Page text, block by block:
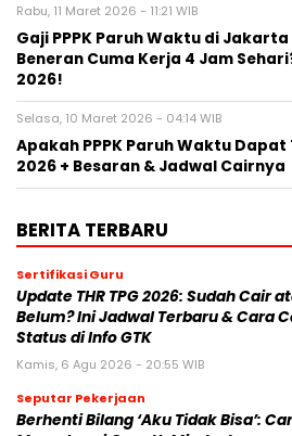
Rabu, 11 Maret 2026 - 11:21 WIB
Gaji PPPK Paruh Waktu di
Beneran Cuma Kerja 4 Jam
2026!
Selasa, 10 Maret 2026 - 04:14 WIB
Apakah PPPK Paruh Waktu Dapat
2026 + Besaran & Jadwal Cairnya
BERITA TERBARU
Sertifikasi Guru
Update THR TPG 2026: Sudah Cair
Belum? Ini Jadwal Terbaru & Cara
Status di Info GTK
Kamis, 6 Agu 2026 - 20:55 WIB
Seputar Pekerjaan
Berhenti Bilang ‘Aku Tidak Bisa’: